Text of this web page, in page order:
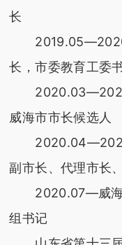
长
长，市委教育工委
威海市市长候选人
副市长、代理市长
2020.07—威海
组书记